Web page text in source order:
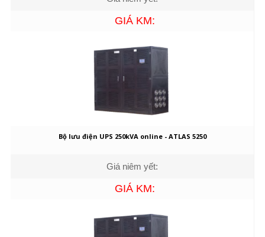
GIÁ KM:
Bộ lưu điện UPS 250kVA online - ATLAS 5250
Giá niêm yết:
GIÁ KM: